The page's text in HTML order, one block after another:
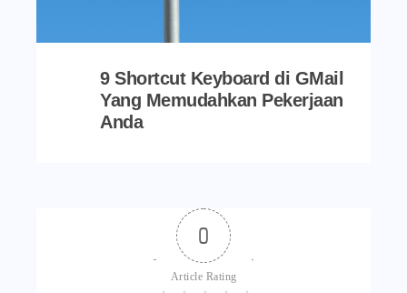
9 Shortcut Keyboard di GMail
Yang Memudahkan Pekerjaan
Anda
0
Article Rating